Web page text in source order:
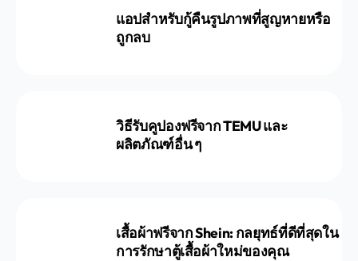
แอปสำหรับกู้คืนรูปภาพที่สูญหายหรือ
ถูกลบ
วิธีรับคูปองฟรีจาก TEMU และ
ผลิตภัณฑ์อื่น ๆ
เสื้อผ้าฟรีจาก Shein: กลยุทธ์ที่ดีที่สุดใน
การรักษาตู้เสื้อผ้าใหม่ของคุณ